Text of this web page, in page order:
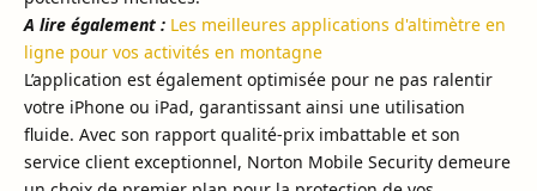
A lire également : Les meilleures applications d'altimètre en
ligne pour vos activités en montagne
L’application est également optimisée pour ne pas ralentir
votre iPhone ou iPad, garantissant ainsi une utilisation
fluide. Avec son rapport qualité-prix imbattable et son
service client exceptionnel, Norton Mobile Security demeure